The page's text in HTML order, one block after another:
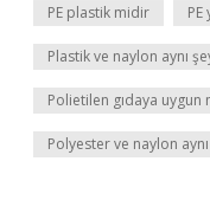
PE plastik midir
Plastik ve naylon aynı
Polietilen gıdaya uygun
Polyester ve naylon